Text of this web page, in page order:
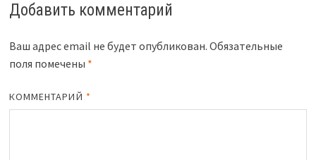
Добавить комментарий
Ваш адрес email не будет опубликован. Обязательные
поля помечены *
КОММЕНТАРИЙ *